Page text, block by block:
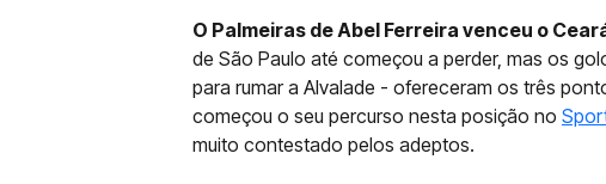
O Palmeiras de Abel Ferreira venceu o
de São Paulo até começou a perder, mas os
para rumar a Alvalade - ofereceram os três
começou o seu percurso nesta posição no
muito contestado pelos adeptos.